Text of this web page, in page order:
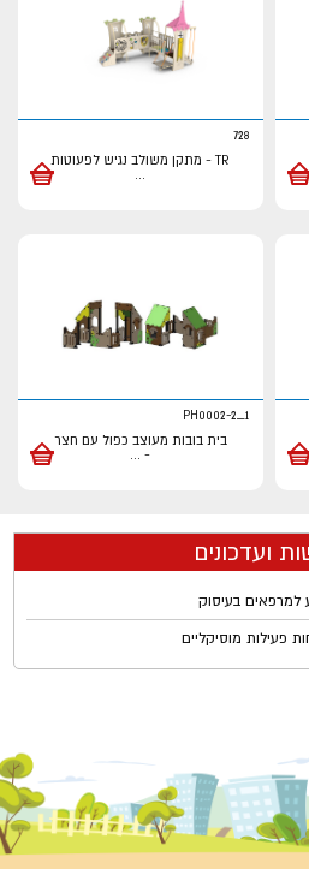
728
TR - מתקן משולב נגיש לפעוטות
...
PH0002-2_1
בית בובות מעוצב כפול עם חצר
-
...
ועדכונים
למרפאים בעיסוק
פעילות מוסיקליים